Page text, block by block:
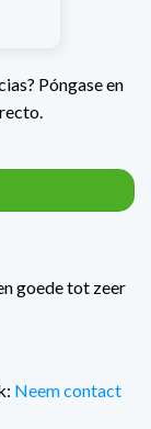
Póngase en
goede tot zeer
Neem contact